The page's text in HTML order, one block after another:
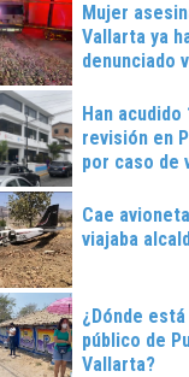
Mujer
Vallarta ya
denunciado
Han
revisión en
por caso de
Cae
viajaba
¿Dónde
público de
Vallarta?